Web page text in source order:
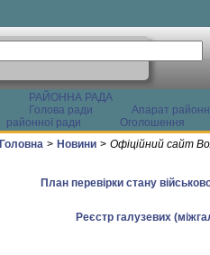
РАЙОННА РАДА
Голова ради
Апарат
районної ради
Оголошення
Головна > Новини > Офіційний сайт
План перевірки стану
Реєстр галузевих